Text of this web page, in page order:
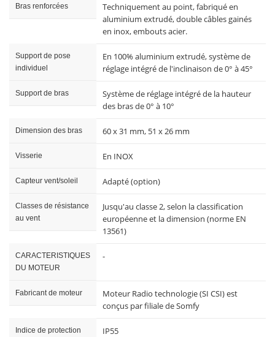
Bras renforcées
Techniquement au point, fabriqué en
aluminium extrudé, double câbles gainés
en inox, embouts acier.
Support de pose
individuel
En 100% aluminium extrudé, système de
réglage intégré de l'inclinaison de 0° à 45°
Support de bras
Système de réglage intégré de la hauteur
des bras de 0° à 10°
Dimension des bras 60 x 31 mm, 51 x 26 mm
Visserie En INOX
Capteur vent/soleil Adapté (option)
Classes de résistance
au vent
Jusqu'au classe 2, selon la classification
européenne et la dimension (norme EN
13561)
CARACTERISTIQUES
DU MOTEUR
-
Fabricant de moteur
Moteur Radio technologie (SI CSI) est
conçus par filiale de Somfy
Indice de protection IP55